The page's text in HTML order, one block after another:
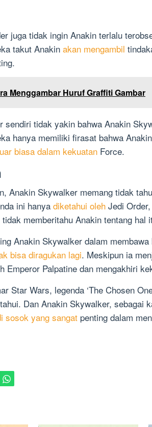
juga tidak ingin Anakin terlalu
takut Anakin akan mengambil
Menggambar Huruf Graffiti Gambar
sendiri tidak yakin bahwa Anakin
hanya memiliki firasat bahwa
biasa dalam kekuatan Force.
Anakin Skywalker memang tidak
ini hanya diketahui oleh Jedi
memberitahu Anakin tentang hal
Anakin Skywalker dalam
bisa diragukan lagi. Meskipun ia
Emperor Palpatine dan mengakhiri
Star Wars, legenda ‘The Chosen
Dan Anakin Skywalker, sebagai
sosok yang sangat penting dalam